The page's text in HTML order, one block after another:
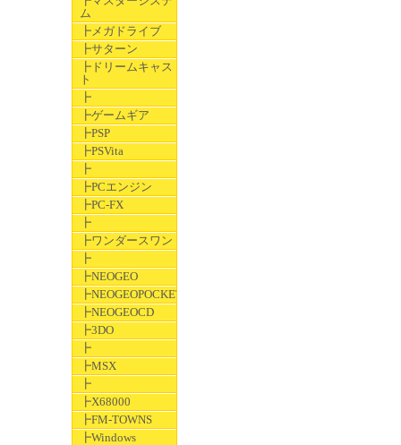
ム
┣メガドライブ
┣サターン
┣ドリームキャス
ト
┣
┣ゲームギア
┣PSP
┣PSVita
┣
┣PCエンジン
┣PC-FX
┣
┣ワンダースワン
┣
┣NEOGEO
┣NEOGEOPOCKET
┣NEOGEOCD
┣3DO
┣
┣MSX
┣
┣X68000
┣FM-TOWNS
┣Windows